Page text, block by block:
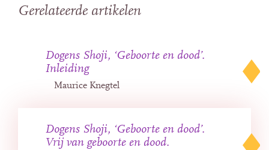
Gerelateerde artikelen
Dogens Shoji, ‘Geboorte en dood’.
Inleiding
Maurice Knegtel
Dogens Shoji, ‘Geboorte en dood’.
Vrij van geboorte en dood.